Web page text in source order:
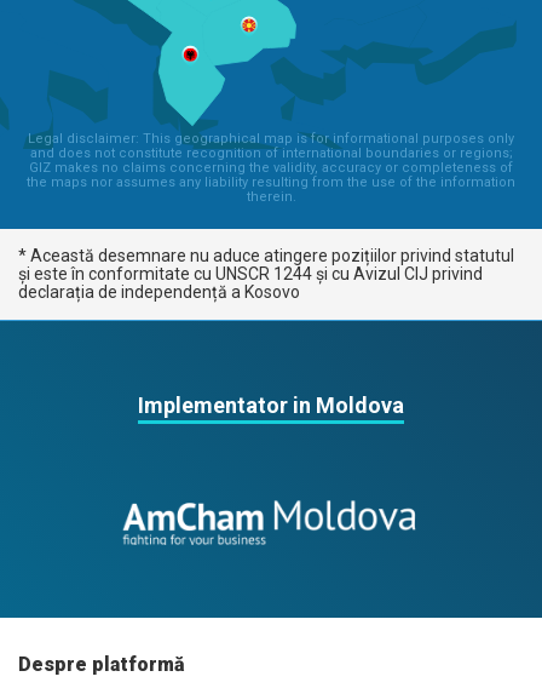
Legal disclaimer: This geographical map is for informational purposes only
and does not constitute recognition of international boundaries or regions;
GIZ makes no claims concerning the validity, accuracy or completeness of
the maps nor assumes any liability resulting from the use of the information
therein.
* Această desemnare nu aduce atingere pozițiilor privind statutul
și este în conformitate cu UNSCR 1244 și cu Avizul CIJ privind
declarația de independență a Kosovo
Implementator in Moldova
Despre platformă